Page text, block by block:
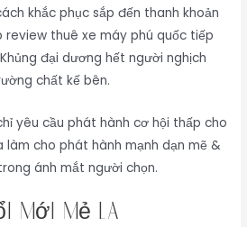
khắc phục sắp đến thanh khoản
review thuê xe máy phú quốc tiếp
đại dương hết người nghịch
chất kế bên.
yêu cầu phát hành cơ hội thấp cho
làm cho phát hành mạnh dạn mẽ &
ánh mắt người chọn.
mới mẻ là